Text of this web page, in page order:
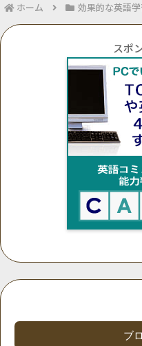
ホーム 効果的な英語
スポ
ブ